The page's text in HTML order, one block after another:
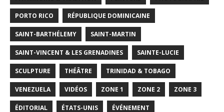
PORTO RICO RÉPUBLIQUE DOMINICAINE
SAINT-BARTHÉLEMY SAINT-MARTIN
SAINT-VINCENT & LES GRENADINES SAINTE-LUCIE
SCULPTURE THÉÂTRE TRINIDAD & TOBAGO
VENEZUELA VIDÉOS ZONE 1 ZONE 2 ZONE 3
ÉDITORIAL ÉTATS-UNIS ÉVÉNEMENT